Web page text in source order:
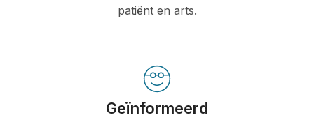
patiënt en arts.
Geïnformeerd